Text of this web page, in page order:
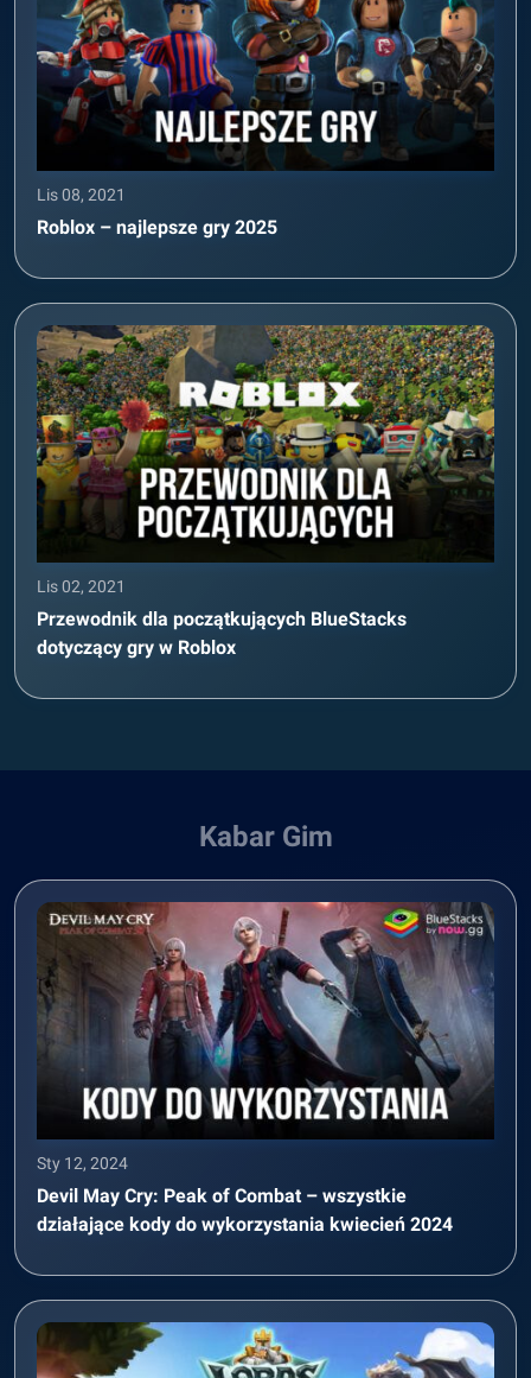
Lis 08, 2021
Roblox – najlepsze gry 2025
Lis 02, 2021
Przewodnik dla początkujących BlueStacks
dotyczący gry w Roblox
Kabar Gim
Sty 12, 2024
Devil May Cry: Peak of Combat – wszystkie
działające kody do wykorzystania kwiecień 2024